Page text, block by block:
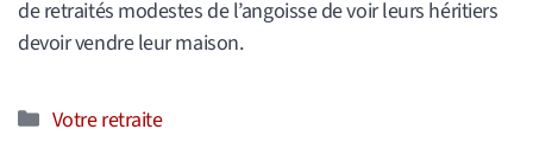
de retraités modestes de l’angoisse de voir leurs héritiers
devoir vendre leur maison.
Catégories
Votre retraite